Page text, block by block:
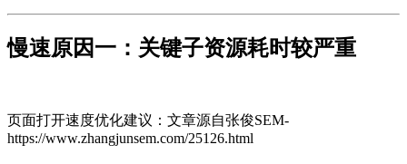
慢速原因一：关键子资源耗时较严重
页面打开速度优化建议： 文章源自张俊SEM-
https://www.zhangjunsem.com/25126.html